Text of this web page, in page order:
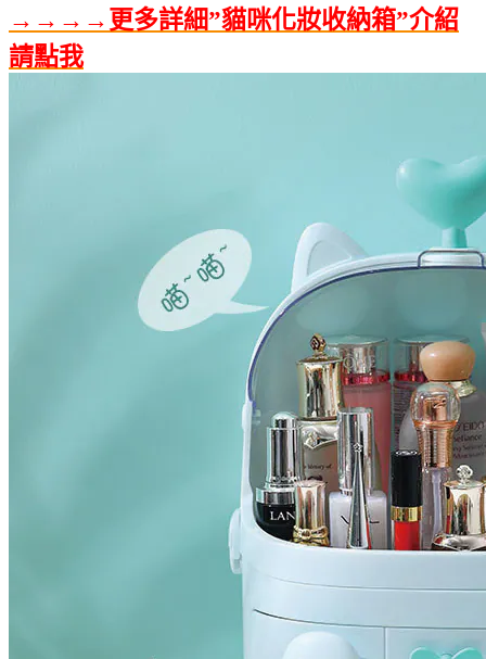
→→→→更多詳細”貓咪化妝收納箱”介紹
請點我